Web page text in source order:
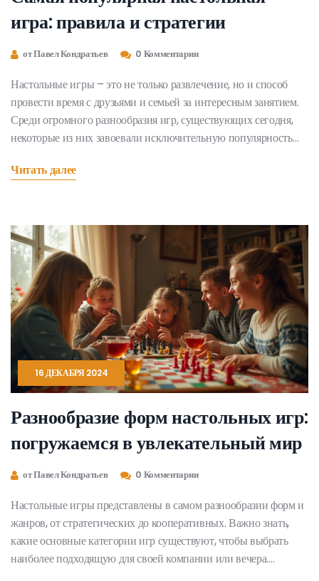
игра: правила и стратегии
от Павел Кондратьев 0 Комментарии
Настольные игры – это не только развлечение, но и способ
провести время с друзьями и семьей за интересным занятием.
Среди огромного разнообразия игр, существующих сегодня,
некоторые из них завоевали исключительную популярность
мы обсудим самую популярную настольную игру, ее основные
Читать далее
16 ДЕКАБРЯ 2024
Разнообразие форм настольных игр:
погружаемся в увлекательный мир
от Павел Кондратьев 0 Комментарии
Настольные игры представлены в самом разнообразии форм и
жанров, от стратегических до кооперативных. Важно знать,
какие основные категории игр существуют, чтобы выбрать
наиболее подходящую для своей компании или вечера.